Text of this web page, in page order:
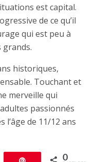
est capital.
de ce qu’il
qui est peu à
grands.
historiques,
Touchant et
merveille qui
passionnés
l’âge de 11/12 ans
Épingle 0